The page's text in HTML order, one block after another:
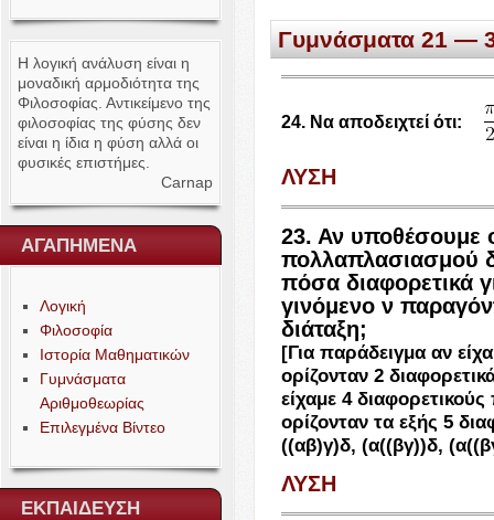
Η λογική ανάλυση είναι η
μοναδική αρμοδιότητα της
Φιλοσοφίας. Αντικείμενο της
φιλοσοφίας της φύσης δεν
είναι η ίδια η φύση αλλά οι
φυσικές επιστήμες.
Carnap
ΑΓΑΠΗΜΕΝΑ
Λογική
Φιλοσοφία
Ιστορία Μαθηματικών
Γυμνάσματα
Αριθμοθεωρίας
Επιλεγμένα Βίντεο
ΕΚΠΑΙΔΕΥΣΗ
Γυμνάσματα21—
24. Να αποδειχτεί ότι:
ΛΥΣΗ
23. Αν υποθέσουμε
πολλαπλασιασμού
πόσα διαφορετικά
γινόμενο ν
διάταξη;
[Για παράδειγμα αν
ορίζονταν 2
είχαμε 4διαφορετικούς
ορίζονταν τα εξής 5
((αβ)γ)δ, (α((βγ))δ,
ΛΥΣΗ